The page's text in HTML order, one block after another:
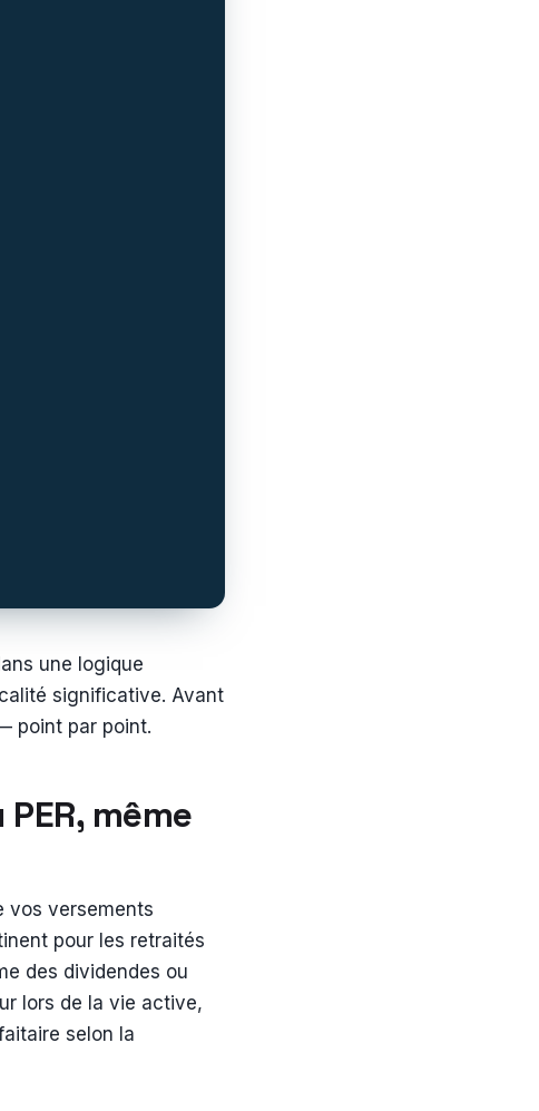
une logique
significative. Avant
point par point.
même
vos versements
pour les retraités
des dividendes ou
lors de la vie active,
selon la